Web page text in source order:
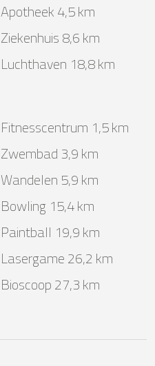
Apotheek 4,5 km
Ziekenhuis 8,6 km
Luchthaven 18,8 km
Fitnesscentrum 1,5 km
Zwembad 3,9 km
Wandelen 5,9 km
Bowling 15,4 km
Paintball 19,9 km
Lasergame 26,2 km
Bioscoop 27,3 km